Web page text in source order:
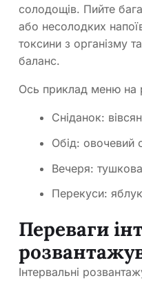
солодощів. Пийте
або несолодких
токсини з організму
баланс.
Ось приклад меню на
Сніданок:
Обід: овочевий
Вечеря:
Перекуси:
Переваги
Інтервальні